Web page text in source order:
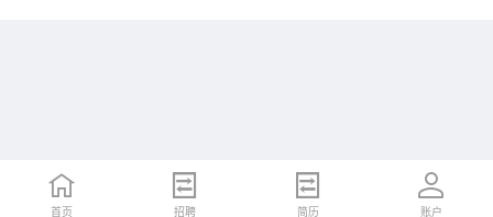
首页 招聘 简历 账户
首页 招聘 简历 账户